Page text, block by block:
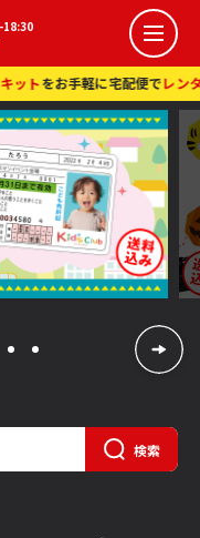
18:30
をお手軽に宅配便でレンタル！
検索